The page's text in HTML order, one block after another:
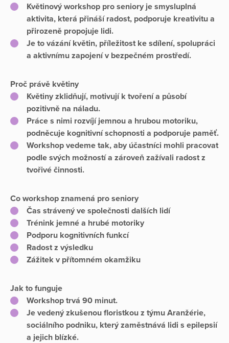
Květinový workshop pro seniory je smysluplná
aktivita, která přináší radost, podporuje kreativitu a
přirozeně propojuje lidi.
Je to vázání květin, příležitost ke sdílení, spolupráci
a aktivnímu zapojení v bezpečném prostředí.
Proč právě květiny
Květiny zklidňují, motivují k tvoření a působí
pozitivně na náladu.
Práce s nimi rozvíjí jemnou a hrubou motoriku,
podněcuje kognitivní schopnosti a podporuje paměť.
Workshop vedeme tak, aby účastníci mohli pracovat
podle svých možností a zároveň zažívali radost z
tvořivé činnosti.
Co workshop znamená pro seniory
Čas strávený ve společnosti dalších lidí
Trénink jemné a hrubé motoriky
Podporu kognitivních funkcí
Radost z výsledku
Zážitek v přítomném okamžiku
Jak to funguje
Workshop trvá 90 minut.
Je vedený zkušenou floristkou z týmu Aranžérie,
sociálního podniku, který zaměstnává lidi s epilepsií
a jejich blízké.